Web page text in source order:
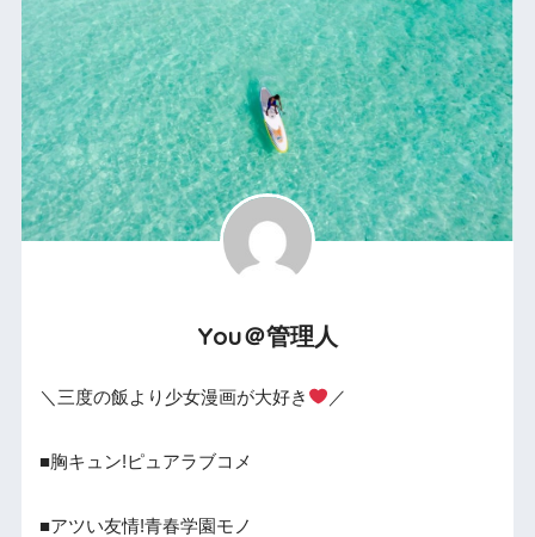
You＠管理人
＼三度の飯より少女漫画が大好き ／
■胸キュン!ピュアラブコメ
■アツい友情!青春学園モノ